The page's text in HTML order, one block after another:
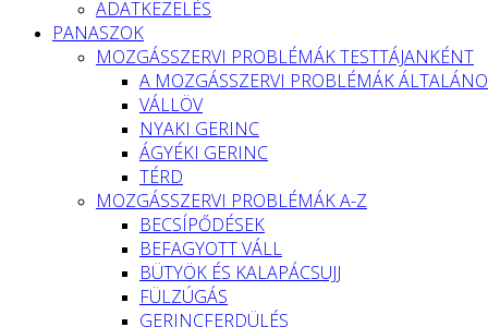
ADATKEZELÉS
PANASZOK
MOZGÁSSZERVI PROBLÉMÁK TESTTÁJANKÉNT
A MOZGÁSSZERVI PROBLÉMÁK
VÁLLÖV
NYAKI GERINC
ÁGYÉKI GERINC
TÉRD
MOZGÁSSZERVI PROBLÉMÁK A-Z
BECSÍPŐDÉSEK
BEFAGYOTT VÁLL
BÜTYÖK ÉS KALAPÁCSUJJ
FÜLZÚGÁS
GERINCFERDÜLÉS